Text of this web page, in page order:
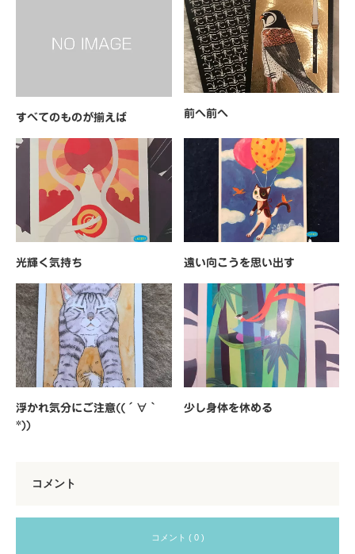
すべてのものが揃えば 前へ前へ
光輝く気持ち 遠い向こうを思い出す
浮かれ気分にご注意((´∀｀
*))
少し身体を休める
コメント
コメント ( 0 )